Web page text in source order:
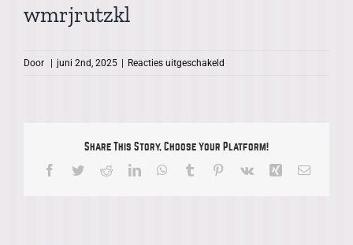
wmrjrutzkl
Door | juni 2nd, 2025 | Reacties uitgeschakeld
Share This Story, Choose Your Platform!
Facebook
TwitterRedditLinkedInWhatsApp
Tumblr Pinterest
Vk Xing E-